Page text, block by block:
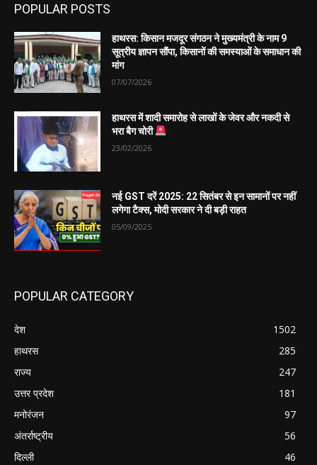
POPULAR POSTS
हाथरस: किसान मजदूर संगठन ने मुख्यमंत्री के नाम 9
सूत्रीय ज्ञापन सौंपा, किसानों की समस्याओं के समाधान की
मांग
07/07/2026
हाथरस में शादी समारोह से लाखों के जेवर और नकदी से
भरा बैग चोरी
23/02/2026
नई GST दरें 2025: 22 सितंबर से इन सामानों पर नहीं
लगेगा टैक्स, मोदी सरकार ने दी बड़ी राहत
05/09/2025
POPULAR CATEGORY
देश
1502
हाथरस
285
राज्य
247
उत्तर प्रदेश
181
मनोरंजन
97
अंतर्राष्ट्रीय
56
दिल्ली
46